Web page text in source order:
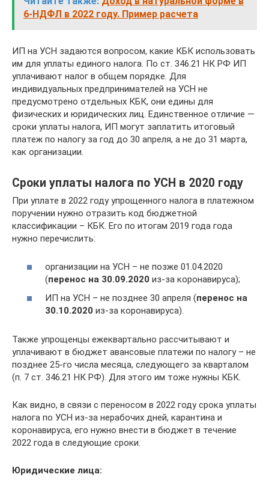
6-НДФЛ в 2022 году. Пример расчета
ИП на УСН задаются вопросом, какие КБК использовать
им для уплаты единого налога. По ст. 346.21 НК РФ ИП
уплачивают налог в общем порядке. Для
индивидуальных предпринимателей на УСН не
предусмотрено отдельных КБК, они едины для
физических и юридических лиц. Единственное отличие —
сроки уплаты налога, ИП могут заплатить итоговый
платеж по налогу за год до 30 апреля, а не до 31 марта,
как организации.
Сроки уплаты налога по УСН в 2020 году
При уплате в 2022 году упрощенного налога в платежном
поручении нужно отразить код бюджетной
классификации – КБК. Его по итогам 2019 года года
нужно перечислить:
организации на УСН – не позже 01.04.2020
(перенос на 30.09.2020 из-за коронавируса);
ИП на УСН – не позднее 30 апреля (перенос на
30.10.2020 из-за коронавируса).
Также упрощенцы ежеквартально рассчитывают и
уплачивают в бюджет авансовые платежи по налогу – не
позднее 25-го числа месяца, следующего за кварталом
(п. 7 ст. 346.21 НК РФ). Для этого им тоже нужны КБК.
Как видно, в связи с переносом в 2022 году срока уплаты
налога по УСН из-за нерабочих дней, карантина и
коронавируса, его нужно внести в бюджет в течение
2022 года в следующие сроки.
Юридические лица: